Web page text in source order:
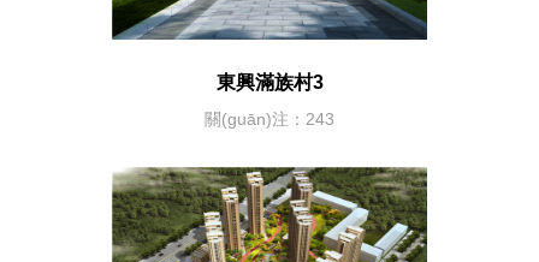
東興滿族村3
關(guān)注：243